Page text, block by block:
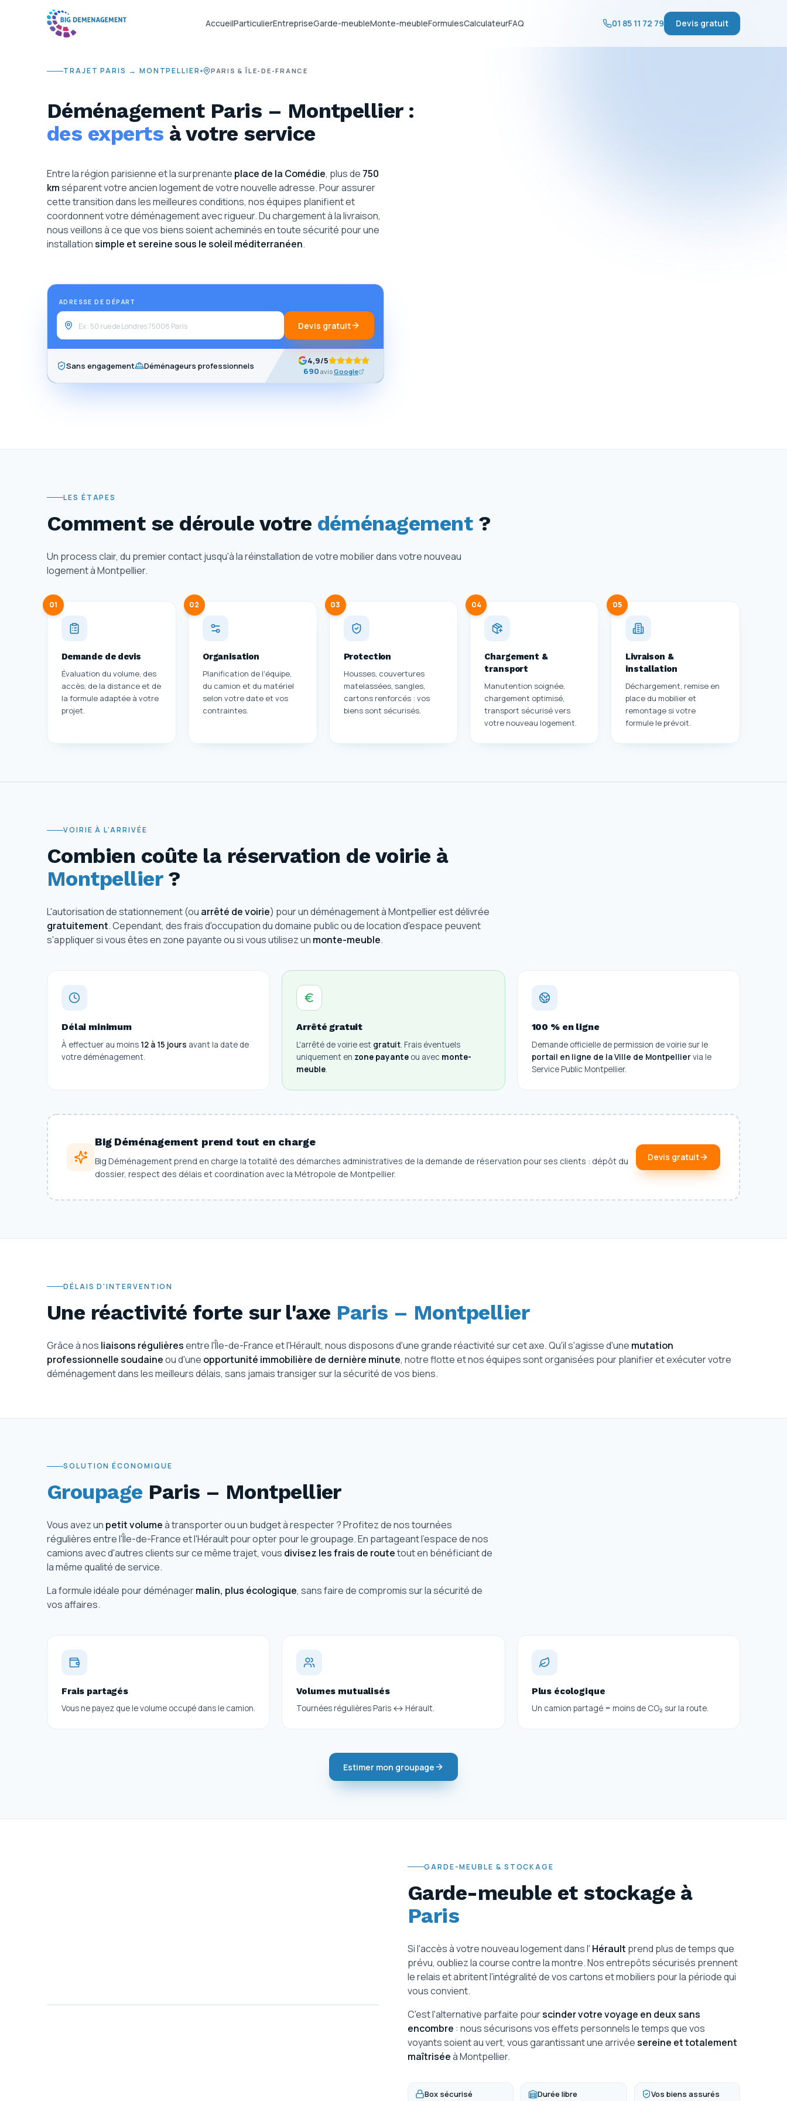
AccueilParticulierEntrepriseGarde-meubleMonte-meubleFormulesCalculateurFAQ 01 85 11 72 79 Devis gratuit
TRAJET PARIS → MONTPELLIER PARIS & ÎLE-DE-FRANCE
Déménagement Paris – Montpellier :
des experts à votre service
Entre la région parisienne et la surprenante place de la Comédie, plus de 750
kmséparent votre ancien logement de votre nouvelle adresse. Pour assurer
cette transition dans les meilleures conditions, nos équipes planifient et
coordonnent votre déménagement avec rigueur. Du chargement à la livraison,
nous veillons à ce que vos biens soient acheminés en toute sécurité pour une
installationsimple et sereine sous le soleil méditerranéen.
ADRESSE DE DÉPART
Devis gratuit
Sans engagement Déménageurs professionnels 4,9/5
690 avisGoogle
LES ÉTAPES
Comment se déroule votre déménagement?
Un process clair, du premier contact jusqu'à la réinstallation de votre mobilier dans votre nouveau
logement à Montpellier.
01
Demande de devis
Évaluation du volume, des
accès, de la distance et de
la formule adaptée à votre
projet.
02
Organisation
Planification de l'équipe,
du camion et du matériel
selon votre date et vos
contraintes.
03
Protection
Housses, couvertures
matelassées, sangles,
cartons renforcés : vos
biens sont sécurisés.
04
Chargement &
transport
Manutention soignée,
chargement optimisé,
transport sécurisé vers
votre nouveau logement.
05
Livraison &
installation
Déchargement, remise en
place du mobilier et
remontage si votre
formule le prévoit.
VOIRIE À L'ARRIVÉE
Combien coûte la réservation de voirie à
Montpellier?
L'autorisation de stationnement (ou arrêté de voirie) pour un déménagement à Montpellier est délivrée
gratuitement. Cependant, des frais d'occupation du domaine public ou de location d'espace peuvent
s'appliquer si vous êtes en zone payante ou si vous utilisez un monte-meuble.
Délai minimum
À effectuer au moins 12 à 15 jours avant la date de
votre déménagement.
Arrêté gratuit
L'arrêté de voirie est gratuit. Frais éventuels
uniquement en zone payante ou avec monte-
meuble.
100 % en ligne
Demande officielle de permission de voirie sur le
portail en ligne de la Ville de Montpelliervia le
Service Public Montpellier.
Big Déménagement prend tout en charge
Big Déménagement prend en charge la totalité des démarches administratives de la demande de réservation pour ses clients : dépôt du
dossier, respect des délais et coordination avec la Métropole de Montpellier.
Devis gratuit
DÉLAIS D'INTERVENTION
Une réactivité forte sur l'axe Paris – Montpellier
Grâce à nos liaisons régulièresentre l'Île-de-France et l'Hérault, nous disposons d'une grande réactivité sur cet axe. Qu'il s'agisse d'une mutation
professionnelle soudaineou d'une opportunité immobilière de dernière minute, notre flotte et nos équipes sont organisées pour planifier et exécuter votre
déménagement dans les meilleurs délais, sans jamais transiger sur la sécurité de vos biens.
SOLUTION ÉCONOMIQUE
Groupage Paris – Montpellier
Vous avez un petit volumeà transporter ou un budget à respecter ? Profitez de nos tournées
régulières entre l'Île-de-France et l'Hérault pour opter pour le groupage. En partageant l'espace de nos
camions avec d'autres clients sur ce même trajet, vous divisez les frais de routetout en bénéficiant de
la même qualité de service.
La formule idéale pour déménagermalin, plus écologique, sans faire de compromis sur la sécurité de
vos affaires.
Frais partagés
Vous ne payez que le volume occupé dans le camion.
Volumes mutualisés
Tournées régulières Paris ↔ Hérault.
Plus écologique
Un camion partagé = moins de CO₂ sur la route.
Estimer mon groupage
GARDE-MEUBLE & STOCKAGE
Garde-meuble et stockage à
Paris
Si l'accès à votre nouveau logement dans l' Hérault prend plus de temps que
prévu, oubliez la course contre la montre. Nos entrepôts sécurisés prennent
le relais et abritent l'intégralité de vos cartons et mobiliers pour la période qui
vous convient.
C'est l'alternative parfaite pourscinder votre voyage en deux sans
encombre : nous sécurisons vos effets personnels le temps que vos
voyants soient au vert, vous garantissant une arrivéesereine et totalement
maîtriséeà Montpellier.
Box sécurisé Durée libre Vos biens assurés